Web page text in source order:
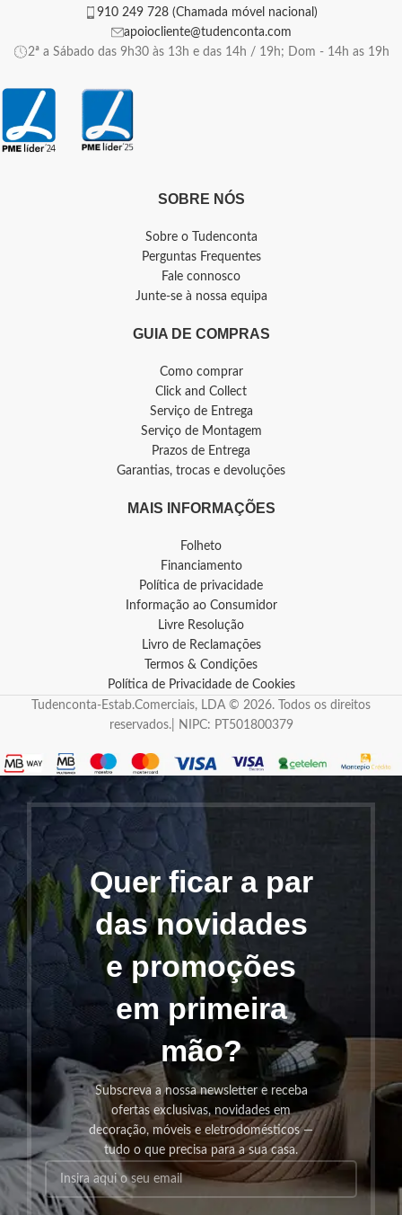
910 249 728 (Chamada móvel nacional)
apoiocliente@tudenconta.com
2ª a Sábado das 9h30 às 13h e das 14h / 19h; Dom - 14h as 19h
SOBRE NÓS
Sobre o Tudenconta
Perguntas Frequentes
Fale connosco
Junte-se à nossa equipa
GUIA DE COMPRAS
Como comprar
Click and Collect
Serviço de Entrega
Serviço de Montagem
Prazos de Entrega
Garantias, trocas e devoluções
MAIS INFORMAÇÕES
Folheto
Financiamento
Política de privacidade
Informação ao Consumidor
Livre Resolução
Livro de Reclamações
Termos & Condições
Política de Privacidade de Cookies
Tudenconta-Estab.Comerciais, LDA © 2026. Todos os direitos
reservados.| NIPC: PT501800379
Quer ficar a par
das novidades
e promoções
em primeira
mão?
Subscreva a nossa newsletter e receba
ofertas exclusivas, novidades em
decoração, móveis e eletrodomésticos —
tudo o que precisa para a sua casa.